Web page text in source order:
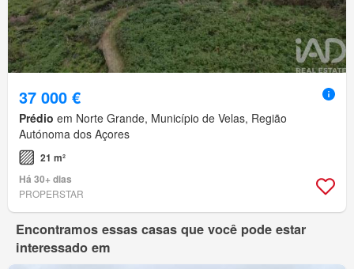
37 000 €
Prédio em Norte Grande, Município de Velas, Região
Autónoma dos Açores
21 m²
Há 30+ dias
PROPERSTAR
Encontramos essas casas que você pode estar
interessado em